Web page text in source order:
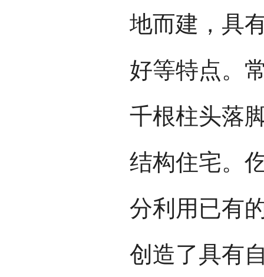
地而建，具
好等特点。
千根柱头落
结构住宅。
分利用已有
创造了具有